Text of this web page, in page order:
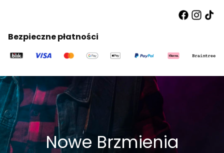
Bezpieczne płatności
Nowe Brzmienia